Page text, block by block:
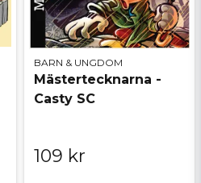
BARN & UNGDOM
Mästertecknarna -
Casty SC
109 kr